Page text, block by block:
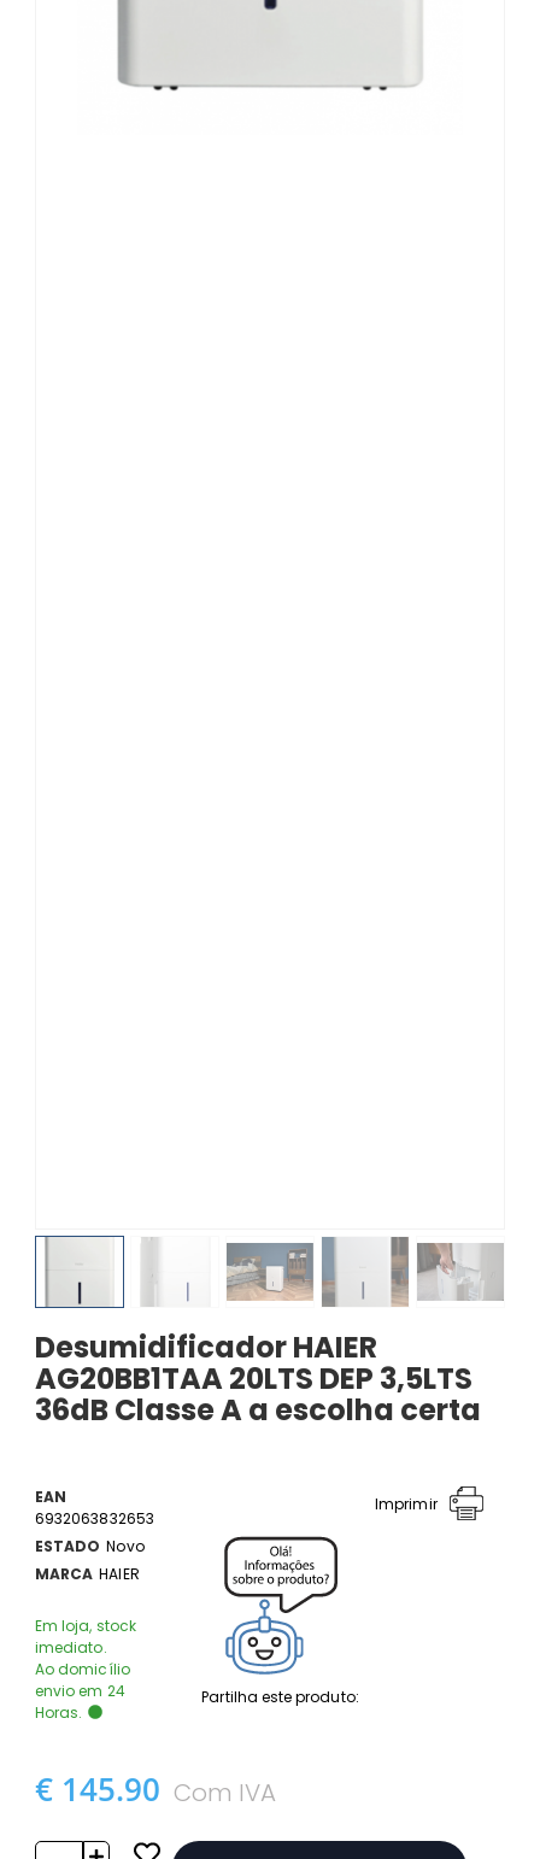
Desumidificador HAIER
AG20BB1TAA 20LTS DEP 3,5LTS
36dB Classe A a escolha certa
EAN
6932063832653
ESTADO Novo
MARCA HAIER
Em loja, stock
imediato.
Ao domicílio
envio em 24
Horas.
Imprimir
Partilha este produto:
€ 145.90 Com IVA